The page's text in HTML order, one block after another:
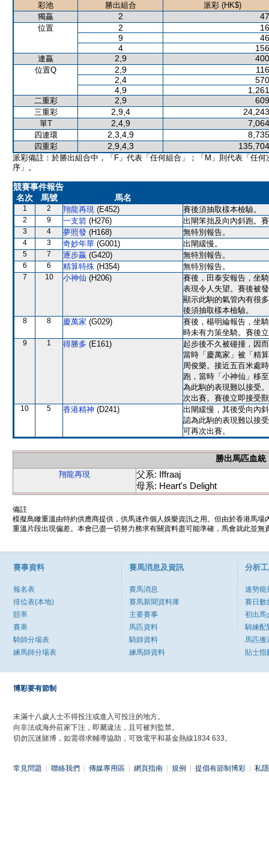
彩池 勝出組合
派彩 (HK$)
獨贏
2
位置 2
9
4
連贏 2,9
位置Q 2,9
2,4
4,9
二重彩 2,9
三重彩 2,9,4
單T 2,4,9
四連環 2,3,4,9
四重彩 2,9,4,3
派彩備註：於勝出組合中，「F」代表「任何組合」；「M」則代表「任何
序」。
競賽事件報告
名次
馬號 馬名
1 2 翔龍再現 (E452) 賽後須抽取樣本檢驗。
2 9 一支箭 (H276) 出閘笨拙及向內斜跑。
3 4 夢照發 (H168) 無特別報告。
4 3 奇妙年華 (G001) 出閘緩慢。
5 7 逐步贏 (G420) 無特別報告。
6 6 精算特殊 (H354) 無特別報告。
7 10 小神仙 (H206)
賽後，田泰安報告，坐
表現令人失望。賽後被
顯示此駒的氣管內有很
後須抽取樣本檢驗。
8 8 慶萬家 (G029)
賽後，楊明綸報告，坐
時未有力策坐騎。賽後
9 1 得勝多 (E161)
起步後不久被碰撞，因
當時「慶萬家」被「精
周俊樂。接近五百米處
跑，當時「小神仙」移
為此駒的表現難以接受
次出賽。賽後立即接受
10 5 香港精神 (D241)
出閘緩慢，其後受向內
認為此駒的表現難以接
可再次出賽。
勝出馬匹血統
翔龍再現
父系: Iffraaj
母系: Heart's Delight
備註
模擬鳥瞰重溫由特約供應商提供，供馬迷作個人娛樂資訊之用。但由於香港馬
重溫片段出現偏差。本會已盡一切努力務求有關資料盡可能準確，馬會就此並
賽事資料
報名表
排位表(本地)
賠率
賽果
騎師分場表
練馬師分場表
賽馬消息及資訊
賽馬消息
賽馬新聞資料庫
主要賽事
馬匹資料
騎師資料
練馬師資料
分析
速勢能
賽日數
初出馬
騎練配
馬匹搬
貼士指
博彩要有節制
未滿十八歲人士不得投注或進入可投注的地方。
向非法或海外莊家下注，即屬違法，且可被判監禁。
切勿沉迷賭博，如需尋求輔導協助，可致電平和基金熱線1834 633。
常見問題 聯絡我們 傳媒專用區 網頁指南 規例 提倡有節制博彩 私